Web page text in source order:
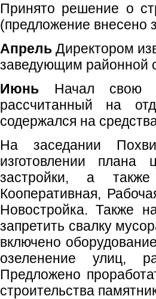
Принято решение о
(предложение
Апрель Директором
заведующим районной
Июнь Начал свою
рассчитанный на
содержался на
На заседании
изготовлении
застройки, а
Кооперативная,
Новостройка. Также
запретить свалку
включено
озеленение улиц,
Предложено
строительства